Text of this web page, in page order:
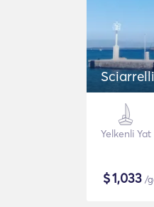
Yelkenli Yat
$1,033 /